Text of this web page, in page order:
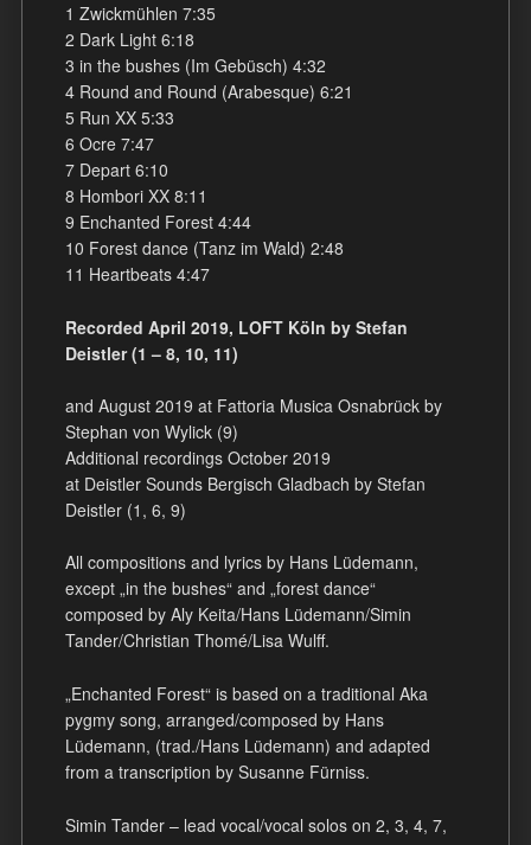
1 Zwickmühlen 7:35
2 Dark Light 6:18
3 in the bushes (Im Gebüsch) 4:32
4 Round and Round (Arabesque) 6:21
5 Run XX 5:33
6 Ocre 7:47
7 Depart 6:10
8 Hombori XX 8:11
9 Enchanted Forest 4:44
10 Forest dance (Tanz im Wald) 2:48
11 Heartbeats 4:47
Recorded April 2019, LOFT Köln by Stefan
Deistler (1 – 8, 10, 11)
and August 2019 at Fattoria Musica Osnabrück by
Stephan von Wylick (9)
Additional recordings October 2019
at Deistler Sounds Bergisch Gladbach by Stefan
Deistler (1, 6, 9)
All compositions and lyrics by Hans Lüdemann,
except „in the bushes“ and „forest dance“
composed by Aly Keita/Hans Lüdemann/Simin
Tander/Christian Thomé/Lisa Wulff.
„Enchanted Forest“ is based on a traditional Aka
pygmy song, arranged/composed by Hans
Lüdemann, (trad./Hans Lüdemann) and adapted
from a transcription by Susanne Fürniss.
Simin Tander – lead vocal/vocal solos on 2, 3, 4, 7,